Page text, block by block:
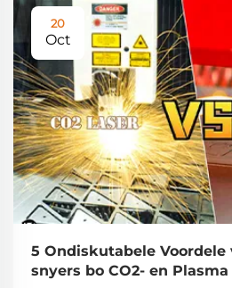
20
Oct
5 Ondiskutabele Voordele
snyers bo CO2- en Plasma